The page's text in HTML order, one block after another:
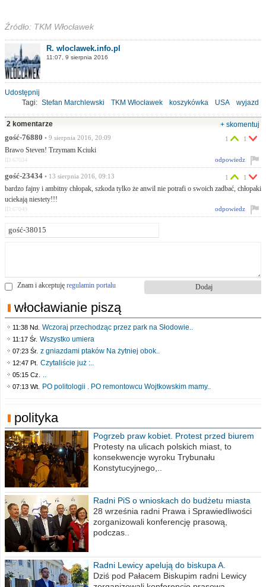
Źródło: TKM Włocławek
R. wloclawek.info.pl
11:07, 9 sierpnia 2016
Udostępnij
Tagi: Stefan Marchlewski TKM Włocławek koszykówka USA wyjazd
2 komentarze
+ skomentuj
gość-76880 • 9 sierpnia 2016, 20:09
Brawo Steven! Trzymam Kciuki
1 1
odpowiedz
ID:67034
gość-23434 • 13 sierpnia 2016, 09:13
bardzo fajny i ambitny chłopak, szkoda tylko że anwil nie potrafi o swoich zadbać, chłopaki
uciekają niestety!!!
1 1
odpowiedz
ID:67049
Znam i akceptuję regulamin portalu
włocławianie piszą
11:38 Nd. Wczoraj przechodząc przez park na Słodowie..
11:17 Śr. Wszystko umiera
07:23 Śr. z gniazdami ptaków Na żytniej obok..
12:47 Pt. Czytaliście już :..
05:15 Cz. ..
07:13 Wt. PO politologii . PO remontowcu Wojtkowskim mamy..
polityka
Pogrzeb praw kobiet. Protest przed biurem
poselskim PiS
Protesty na ulicach polskich miast, to
konsekwencje wyroku Trybunału
Konstytucyjnego,..
Radni PiS o wnioskach do budżetu miasta
na 2021 rok
28 września radni Prawa i Sprawiedliwości
zorganizowali konferencję prasową,
podczas..
Radni Lewicy apelują do biskupa A.
Wiesława Meringa
Dziś pod Pałacem Biskupim radni Lewicy